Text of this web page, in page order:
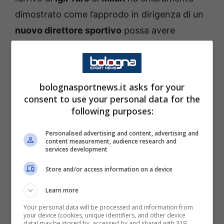
dimostrato come l’approdo in dirigenza di un
nuovo direttore sportivo possa avere
squadra. E così anche la Juve, dopo il
dotarsi di un nome di primo livello.
tempo per la Juve. L’attualedirettore
sportivo del Genoa
qualche chilometro versoTorinoe arrivare in
bianconero, programmando fin da subito un
calciomercatodi alto livello.
bolognasportnews.it asks for your
consent to use your personal data for the
following purposes:
Personalised advertising and content, advertising and
content measurement, audience research and
services development
Store and/or access information on a device
Learn more
Your personal data will be processed and information from
your device (cookies, unique identifiers, and other device